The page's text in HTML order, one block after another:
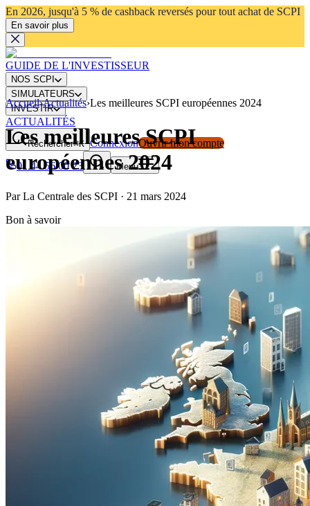
En 2026, jusqu'à 5 % de cashback reversés pour tout achat de SCPI
En savoir plus
GUIDE DE L'INVESTISSEUR
NOS SCPI
SIMULATEURS
INVESTIR
ACTUALITÉS
Rechercher⌘K ConnexionOuvrir mon compte
01 44 56 00 23
Menu
Accueil›Actualités›Les meilleures SCPI européennes 2024
Les meilleures SCPI
européennes 2024
Par La Centrale des SCPI · 21 mars 2024
Bon à savoir